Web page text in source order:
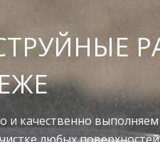
и качественно